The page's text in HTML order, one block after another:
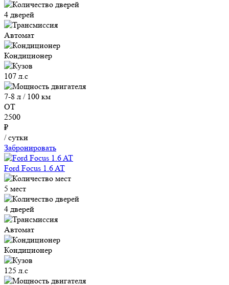
4 дверей
Автомат
Кондиционер
107 л.с
7-8 л / 100 км
ОТ
2500
₽
/ сутки
Забронировать
Ford Focus 1.6 AT
5 мест
4 дверей
Автомат
Кондиционер
125 л.с